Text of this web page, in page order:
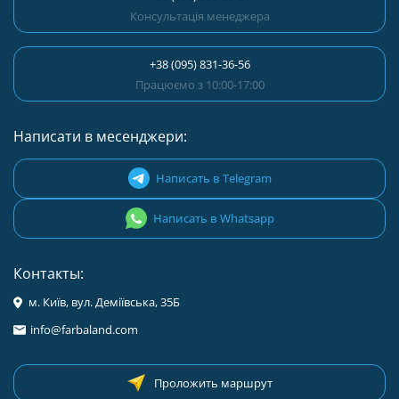
Консультація менеджера
+38 (095) 831-36-56
Працюємо з 10:00-17:00
Написати в месенджери:
Написать в Telegram
Написать в Whatsapp
Контакты:
м. Київ, вул. Деміївська, 35Б
info@farbaland.com
Проложить маршрут